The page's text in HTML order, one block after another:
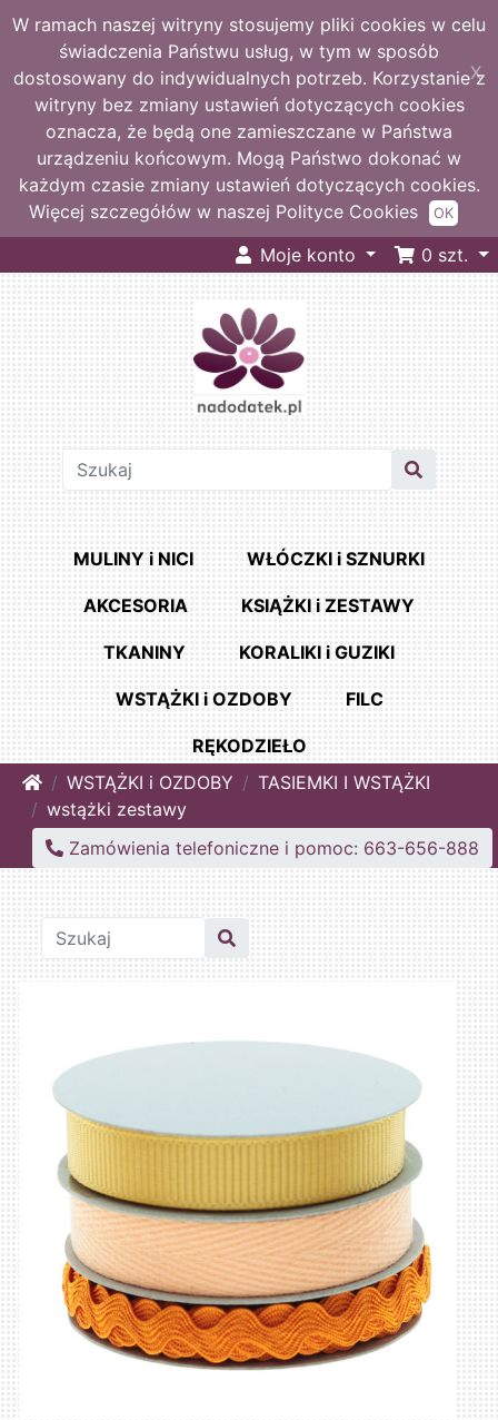
W ramach naszej witryny stosujemy pliki cookies w celu
świadczenia Państwu usług, w tym w sposób
dostosowany do indywidualnych potrzeb. Korzystanie z
witryny bez zmiany ustawień dotyczących cookies
oznacza, że będą one zamieszczane w Państwa
urządzeniu końcowym. Mogą Państwo dokonać w
każdym czasie zmiany ustawień dotyczących cookies.
Więcej szczegółów w naszej Polityce Cookies
X
OK
Moje konto 0 szt.
MULINY i NICI WŁÓCZKI i SZNURKI
AKCESORIA KSIĄŻKI i ZESTAWY
TKANINY KORALIKI i GUZIKI
WSTĄŻKI i OZDOBY FILC
RĘKODZIEŁO
HomeWSTĄŻKI i OZDOBY
TASIEMKI I WSTĄŻKI
wstążki zestawy
Zamówienia telefoniczne i pomoc: 663-656-888